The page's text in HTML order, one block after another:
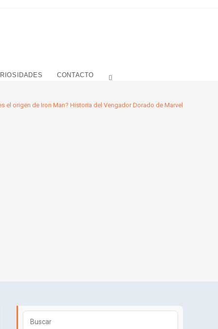
CONTACTO ALTERNAR BÚSQUEDA DE LA WEB
el origen de Iron Man? Historia del Vengador Dorado de Marvel